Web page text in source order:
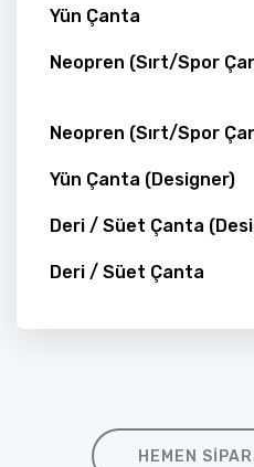
Yün Çanta
Neopren (Sırt/Spor
Neopren (Sırt/Spor
Yün Çanta (Designer)
Deri / Süet Çanta
Deri / Süet Çanta
HEMEN